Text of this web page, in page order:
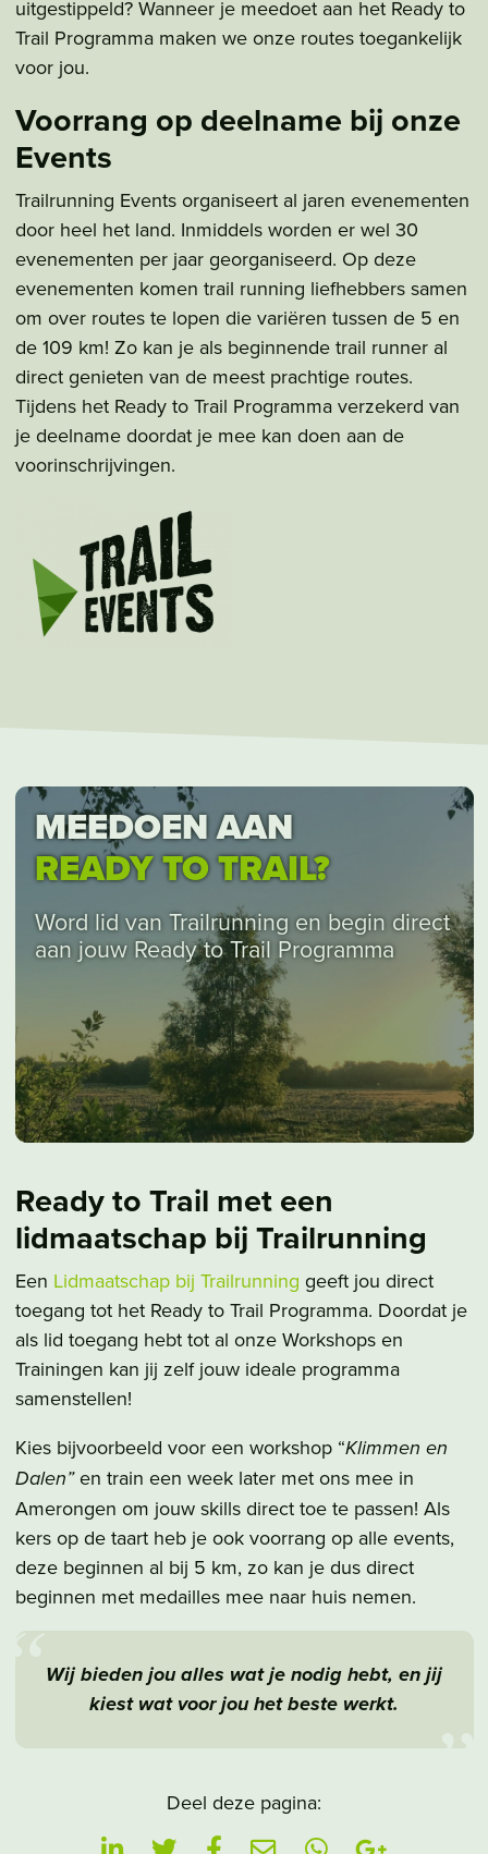
uitgestippeld? Wanneer je meedoet aan het Ready to
Trail Programma maken we onze routes toegankelijk
voor jou.
Voorrang op deelname bij onze
Events
Trailrunning Events organiseert al jaren evenementen
door heel het land. Inmiddels worden er wel 30
evenementen per jaar georganiseerd. Op deze
evenementen komen trail running liefhebbers samen
om over routes te lopen die variëren tussen de 5 en
de 109 km! Zo kan je als beginnende trail runner al
direct genieten van de meest prachtige routes.
Tijdens het Ready to Trail Programma verzekerd van
je deelname doordat je mee kan doen aan de
voorinschrijvingen.
MEEDOEN AAN
READY TO TRAIL?
Word lid van Trailrunning en begin direct
aan jouw Ready to Trail Programma
Ready to Trail met een
lidmaatschap bij Trailrunning
Een Lidmaatschap bij Trailrunning geeft jou direct
toegang tot het Ready to Trail Programma. Doordat je
als lid toegang hebt tot al onze Workshops en
Trainingen kan jij zelf jouw ideale programma
samenstellen!
Kies bijvoorbeeld voor een workshop “Klimmen en
Dalen”en train een week later met ons mee in
Amerongen om jouw skills direct toe te passen! Als
kers op de taart heb je ook voorrang op alle events,
deze beginnen al bij 5 km, zo kan je dus direct
beginnen met medailles mee naar huis nemen.
Wij bieden jou alles wat je nodig hebt, en jij
kiest wat voor jou het beste werkt.
Deel deze pagina: